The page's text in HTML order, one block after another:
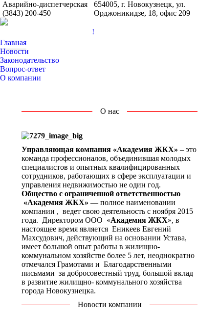
Аварийно-диспетчерская
(3843) 200-450
654005, г. Новокузнецк, ул.
Орджоникидзе, 18, офис 209
!
Главная
Новости
Законодательство
Вопрос-ответ
О компании
О нас
Управляющая компания «Академия ЖКХ» – это
команда профессионалов, объединившая молодых
специалистов и опытных квалифицированных
сотрудников, работающих в сфере эксплуатации и
управления недвижимостью не один год.
Общество с ограниченной ответственностью
«Академия ЖКХ» — полное наименовании
компании , ведет свою деятельность с ноября 2015
года. Директором ООО «Академия ЖКХ», в
настоящее время является Еникеев Евгений
Махсудович, действующий на основании Устава,
имеет большой опыт работы в жилищно-
коммунальном хозяйстве более 5 лет, неоднократно
отмечался Грамотами и Благодарственными
письмами за добросовестный труд, большой вклад
в развитие жилищно- коммунального хозяйства
города Новокузнецка.
Новости компании